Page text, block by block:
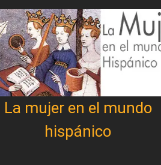
La mujer en el mundo
hispánico